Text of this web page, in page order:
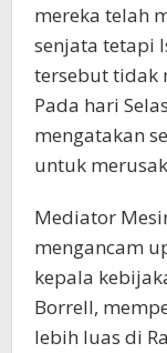
mereka telah
senjata tetapi
tersebut tidak
Pada hari
mengatakan
untuk
Mediator
mengancam
kepala
Borrell,
lebih luas di